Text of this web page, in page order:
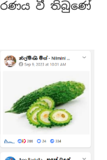
වී තිබුණේ